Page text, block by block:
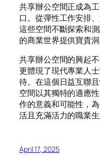
共享辦公空間正成為
口。從彈性工作安排
這些空間不斷探索和
的商業世界提供寶貴洞
共享辦公空間的興起
更體現了現代專業人
待。在這個日益互聯
空間以其獨特的適應
作的意義和可能性，
活且充滿活力的職業生
April 17, 2025